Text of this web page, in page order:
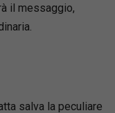
il messaggio,
salva la peculiare